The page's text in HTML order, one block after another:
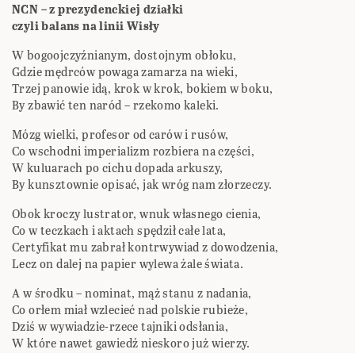
NCN – z prezydenckiej działki
czyli balans na linii Wisły
W bogoojczyźnianym, dostojnym obłoku,
Gdzie mędrców powaga zamarza na wieki,
Trzej panowie idą, krok w krok, bokiem w boku,
By zbawić ten naród – rzekomo kaleki.
Mózg wielki, profesor od carów i rusów,
Co wschodni imperializm rozbiera na części,
W kuluarach po cichu dopada arkuszy,
By kunsztownie opisać, jak wróg nam złorzeczy.
Obok kroczy lustrator, wnuk własnego cienia,
Co w teczkach i aktach spędził całe lata,
Certyfikat mu zabrał kontrwywiad z dowodzenia,
Lecz on dalej na papier wylewa żale świata.
A w środku – nominat, mąż stanu z nadania,
Co orłem miał wzlecieć nad polskie rubieże,
Dziś w wywiadzie-rzece tajniki odsłania,
W które nawet gawiedź nieskoro już wierzy.